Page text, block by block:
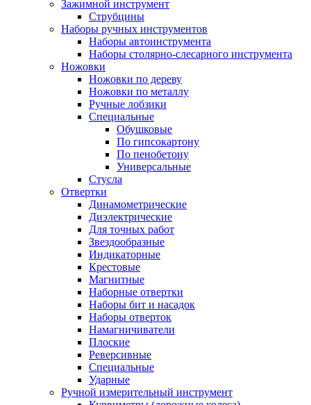
Зажимной инструмент
Струбцины
Наборы ручных инструментов
Наборы автоинструмента
Наборы столярно-слесарного инструмента
Ножовки
Ножовки по дереву
Ножовки по металлу
Ручные лобзики
Специальные
Обушковые
По гипсокартону
По пенобетону
Универсальные
Стусла
Отвертки
Динамометрические
Диэлектрические
Для точных работ
Звездообразные
Индикаторные
Крестовые
Магнитные
Наборные отвертки
Наборы бит и насадок
Наборы отверток
Намагничиватели
Плоские
Реверсивные
Специальные
Ударные
Ручной измерительный инструмент